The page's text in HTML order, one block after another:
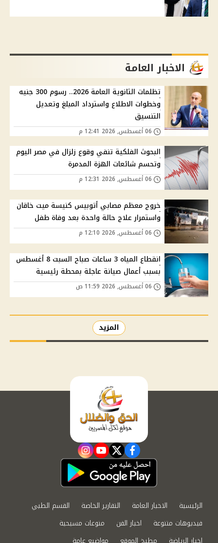
الاخبار العامة
تظلمات الثانوية العامة 2026.. رسوم 300 جنيه
وخطوات الاطلاع واسترداد المبلغ وتعديل
التنسيق
البحوث الفلكية تنفي وقوع زلزال في مصر اليوم
وتحسم شائعات الهزة المدمرة
خروج معظم مصابي أتوبيس كنيسة ميت خاقان
واستمرار علاج حالة واحدة بعد وفاة طفل
انقطاع المياه 3 ساعات صباح السبت 8 أغسطس
بسبب أعمال صيانة عاجلة بمحطة رئيسية
المزيد
facebook
twitter
youtube
instagram
الرئيسية الاخبار العامة التقارير الخاصة
القسم الطبي
فيديوهات متنوعة
اخبار الفن
منوعات مسيحية